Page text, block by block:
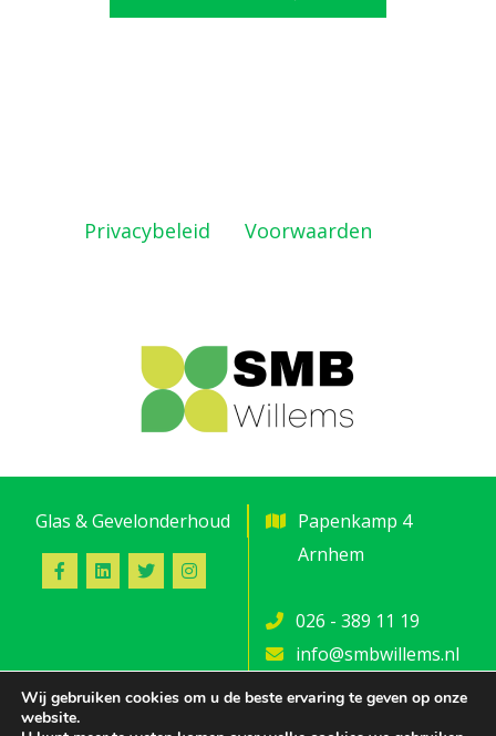
Privacybeleid enVoorwaarden
Glas & Gevelonderhoud
Papenkamp 4
Arnhem
026 - 389 11 19
info@smbwillems.nl
Wij gebruiken cookies om u de beste ervaring te geven op onze
website.